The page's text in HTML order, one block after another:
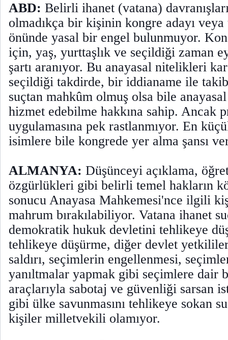
ABD: Belirli ihanet (vatana)
olmadıkça bir kişinin kongre adayı veya
önünde yasal bir engel bulunmuyor.
için, yaş, yurttaşlık ve seçildiği zaman
şartı aranıyor. Bu anayasal nitelikleri
seçildiği takdirde, bir iddianame ile
suçtan mahkûm olmuş olsa bile
hizmet edebilme hakkına sahip. Ancak
uygulamasına pek rastlanmıyor. En
isimlere bile kongrede yer alma şansı
ALMANYA: Düşünceyi açıklama,
özgürlükleri gibi belirli temel hakların
sonucu Anayasa Mahkemesi'nce ilgili
mahrum bırakılabiliyor. Vatana ihanet
demokratik hukuk devletini tehlikeye
tehlikeye düşürme, diğer devlet
saldırı, seçimlerin engellenmesi,
yanıltmalar yapmak gibi seçimlere dair
araçlarıyla sabotaj ve güvenliği sarsan
gibi ülke savunmasını tehlikeye sokan
kişiler milletvekili olamıyor.